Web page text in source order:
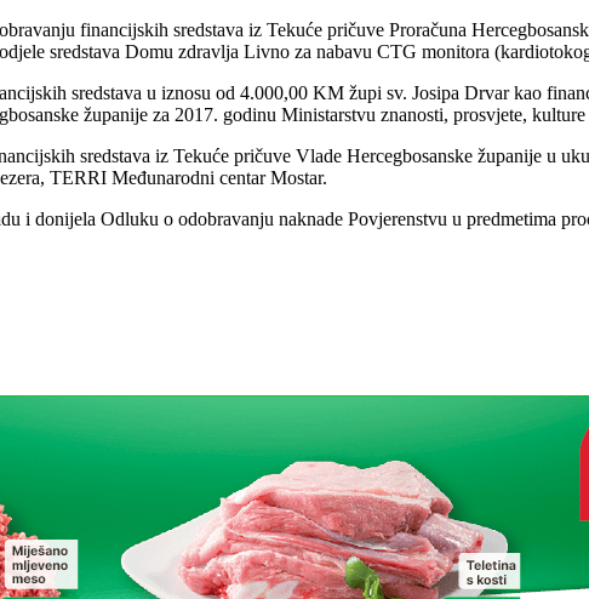
financijskih sredstava iz Tekuće pričuve Proračuna
sredstava Domu zdravlja Livno za nabavu CTG monitora
sredstava u iznosu od 4.000,00 KM župi sv. Josipa Drvar kao
županije za 2017. godinu Ministarstvu znanosti, prosvjete,
sredstava iz Tekuće pričuve Vlade Hercegbosanske županije u
TERRI Međunarodni centar Mostar.
i donijela Odluku o odobravanju naknade Povjerenstvu u predmetima